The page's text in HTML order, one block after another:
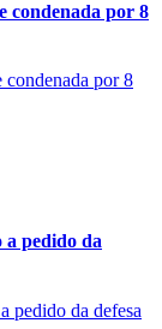
condenada por 8
a pedido da